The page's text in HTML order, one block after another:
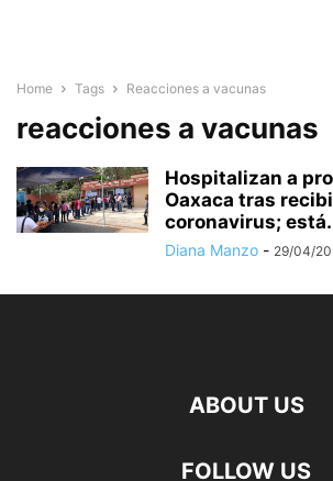
Home Tags Reacciones a vacunas
reacciones a vacunas
Hospitalizan a
Oaxaca tras
coronavirus;
Diana Manzo - 29/04/
ABOUT US
FOLLOW US